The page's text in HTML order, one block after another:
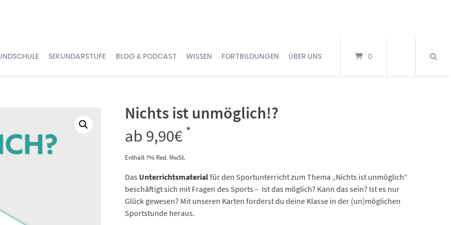
SEKUNDARSTUFE BLOG & PODCAST WISSEN FORTBILDUNGEN ÜBER UNS 0
Nichts ist unmöglich!?
ab 9,90€ *
Enthält 7% Red. MwSt.
Das Unterrichtsmaterialfür den Sportunterricht zum Thema „Nichts ist unmöglich“
beschäftigt sich mit Fragen des Sports – Ist das möglich? Kann das sein? Ist es nur
Glück gewesen? Mit unseren Karten forderst du deine Klasse in der (un)möglichen
Sportstunde heraus.